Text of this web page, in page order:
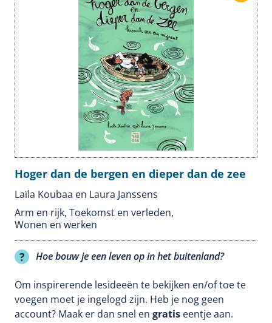
Hoger dan de bergen en dieper dan de zee
Laïla Koubaa en Laura Janssens
Arm en rijk, Toekomst en verleden,
Wonen en werken
Hoe bouw je een leven op in het buitenland?
Om inspirerende lesideeën te bekijken en/of toe te
voegen moet je ingelogd zijn. Heb je nog geen
account? Maak er dan snel en gratis eentje aan.